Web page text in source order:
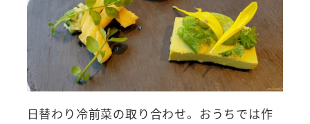
日替わり冷前菜の取り合わせ。おうちでは作